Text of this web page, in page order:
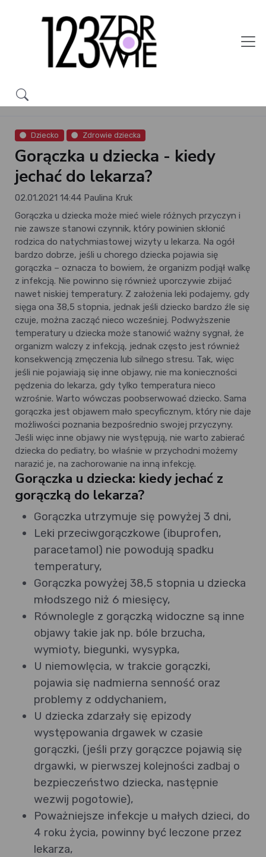
Dziecko Zdrowie dziecka
Gorączka u dziecka - kiedy
jechać do lekarza?
02.01.2021 14:44 Paulina Kruk
Gorączka u dziecka może mieć wiele różnych przyczyn i
nie zawsze stanowi czynnik, który powinien skłonić
rodzica do natychmiastowej wizyty u lekarza. Na ogół
bardzo dobrze, jeśli u chorego dziecka pojawia się
gorączka – oznacza to bowiem, że organizm podjął walkę
z infekcją. Nie powinno się również uporczywie zbijać
nawet niskiej temperatury. Z założenia leki podajemy, gdy
sięga ona 38,5 stopnia, jednak jeśli dziecko bardzo źle się
czuje, można zacząć nieco wcześniej. Podwyższenie
temperatury u dziecka może stanowić ważny sygnał, że
organizm walczy z infekcją, jednak często jest również
konsekwencją zmęczenia lub silnego stresu. Tak, więc
jeśli nie pojawiają się inne objawy, nie ma konieczności
pędzenia do lekarza, gdy tylko temperatura nieco
wzrośnie. Warto wówczas poobserwować dziecko. Sama
gorączka jest objawem mało specyficznym, który nie daje
możliwości poznania bezpośrednio swojej przyczyny.
Jeśli więc inne objawy nie występują, nie warto zabierać
dziecka do pediatry, bo właśnie w przychodni możemy
narazić je, na zachorowanie na inną infekcję.
Gorączka u dziecka: kiedy jechać z
gorączką do lekarza?
Gorączka utrzymuje się powyżej 3 dni,
Leki przeciwgorączkowe (ibuprofen,
paracetamol) nie powodują spadku
temperatury,
Gorączka powyżej 38,5 stopnia u dziecka
młodszego niż 6 miesięcy,
Równolegle z gorączką widoczne są inne
objawy takie jak np. bóle brzucha,
wymioty, biegunki, wysypka,
U niemowlęcia, w trakcie gorączki,
pojawia się nadmierna senność oraz
problemy z oddychaniem,
U dziecka zdarzały się epizody
występowania drgawek w czasie
gorączki, (jeśli przy gorączce pojawią się
drgawki, w pierwszej kolejności zadbaj o
bezpieczeństwo dziecka, następnie
wezwij pogotowie),
Poważniejsze infekcje u małych dzieci, do
4 roku życia, powinny być leczone przez
lekarza,